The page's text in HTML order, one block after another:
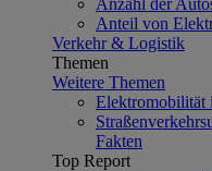
Anteil von
Verkehr & Logistik
Themen
Weitere Themen
Elektromobilität
Fakten
Top Report